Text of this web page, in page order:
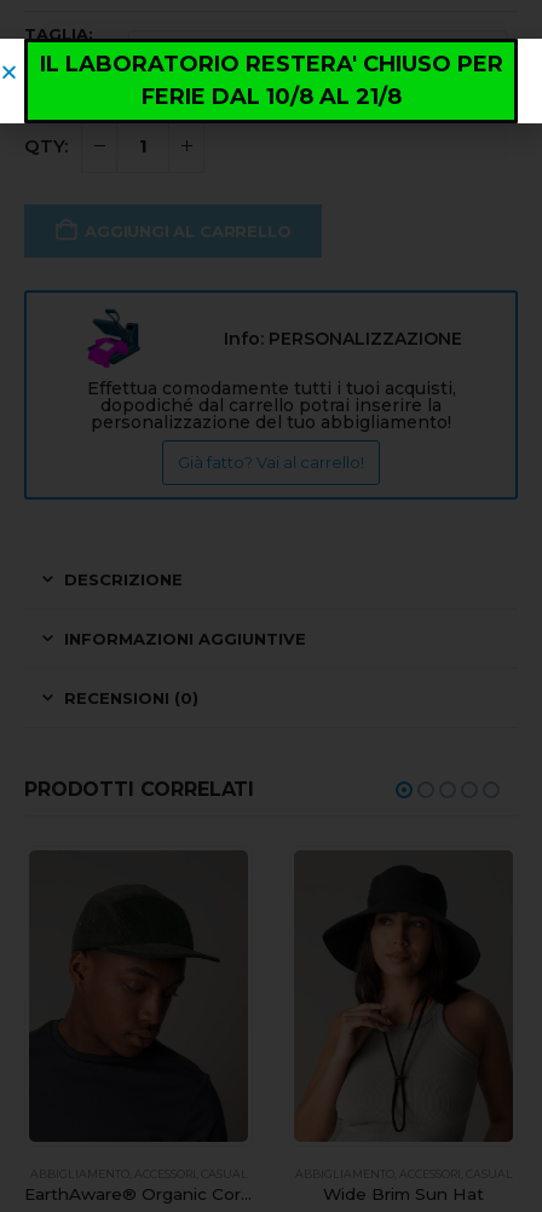
TAGLIA
AGGIUNGI AL CARRELLO
Info: PERSONALIZZAZIONE
Effettua comodamente tutti i tuoi acquisti,
dopodiché dal carrello potrai inserire la
personalizzazione del tuo abbigliamento!
Già fatto? Vai al carrello!
DESCRIZIONE
INFORMAZIONI AGGIUNTIVE
RECENSIONI (0)
PRODOTTI CORRELATI
ABBIGLIAMENTO ACCESSORI CASUAL
EarthAware® Organic Cord Camper Cap
ABBIGLIAMENTO ACCESSORI CASUAL
Wide Brim Sun Hat
IL LABORATORIO RESTERA' CHIUSO PER
FERIE DAL 10/8 AL 21/8